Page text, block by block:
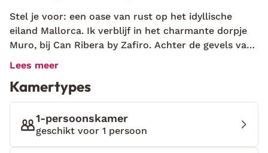
Stel je voor: een oase van rust op het idyllische
eiland Mallorca. Ik verblijf in het charmante dorpje
Muro, bij Can Ribera by Zafiro. Achter de gevels van
een uniek 19e-eeuws pand, schuilt een stijlvol
naar het dakterras. Wat een uitzicht! En dat niet
alleen … Er is hier ook nog een zwembad en jacuzzi.
Hier ga ik voorlopig niet meer weg! De stijlvolle
kamers en suites van Can Ribera by Zafiro
combineren authentieke details met eigentijds
Lees meer
Kamertypes
1-persoonskamer
geschikt voor 1 persoon